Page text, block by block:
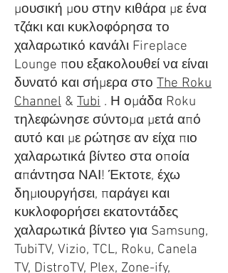
μουσική μου στην κιθάρα με ένα
τζάκι και κυκλοφόρησα το
χαλαρωτικό κανάλι Fireplace
Lounge που εξακολουθεί να είναι
δυνατό και σήμερα στο The Roku
Channel & Tubi . Η ομάδα Roku
τηλεφώνησε σύντομα μετά από
αυτό και με ρώτησε αν είχα πιο
χαλαρωτικά βίντεο στα οποία
απάντησα ΝΑΙ! Έκτοτε, έχω
δημιουργήσει, παράγει και
κυκλοφορήσει εκατοντάδες
χαλαρωτικά βίντεο για Samsung,
TubiTV, Vizio, TCL, Roku, Canela
TV, DistroTV, Plex, Zone-ify,